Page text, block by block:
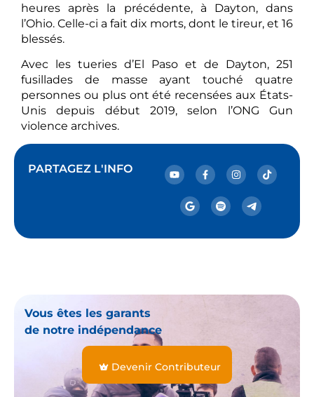
heures après la précédente, à Dayton, dans
l’Ohio. Celle-ci a fait dix morts, dont le tireur, et 16
blessés.
Avec les tueries d’El Paso et de Dayton, 251
fusillades de masse ayant touché quatre
personnes ou plus ont été recensées aux États-
Unis depuis début 2019, selon l’ONG Gun
violence archives.
PARTAGEZ L'INFO
Vous êtes les garants
de notre indépendance
Devenir Contributeur